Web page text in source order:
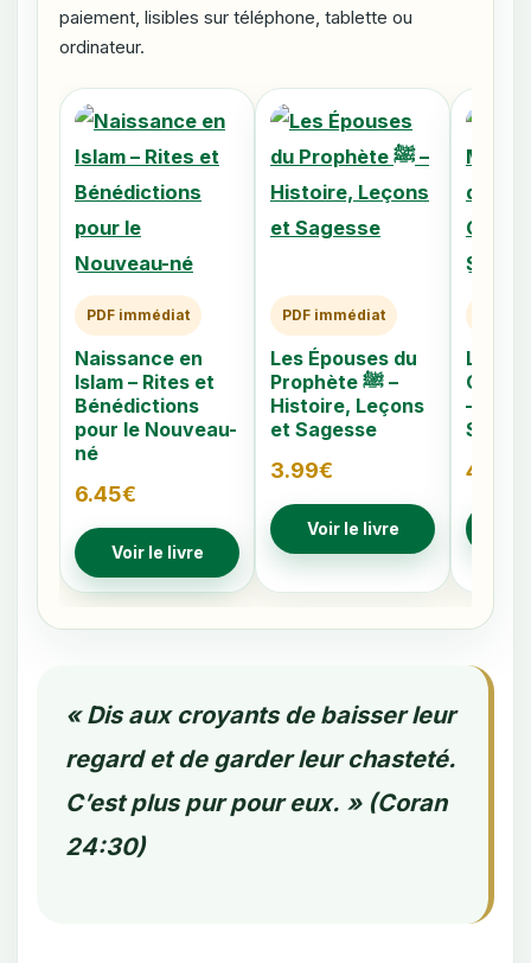
paiement, lisibles sur téléphone, tablette ou
ordinateur.
PDF immédiat
Naissance en
Islam – Rites et
Bénédictions
pour le Nouveau-
né
6.45€
Voir le livre
PDF immédiat
Les Épouses du
Prophète ﷺ –
Histoire, Leçons
et Sagesse
3.99€
Voir le livre
Les
–
4.79
« Dis aux croyants de baisser leur
regard et de garder leur chasteté.
C’est plus pur pour eux. » (Coran
24:30)